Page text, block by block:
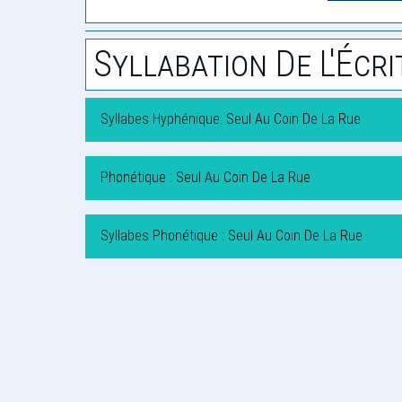
Syllabation De
Syllabes Hyphénique: Seul Au Coin De La Rue
Phonétique : Seul Au Coin De La Rue
Syllabes Phonétique : Seul Au Coin De La Rue